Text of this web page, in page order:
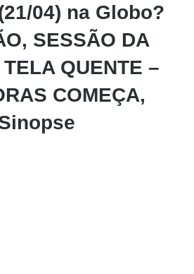
04) na Globo?
SESSÃO DA
QUENTE –
COMEÇA,